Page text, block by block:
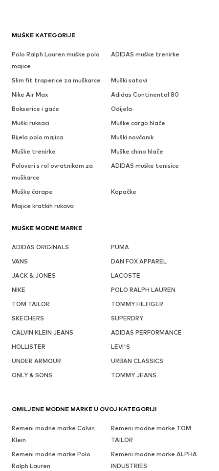
MUŠKE KATEGORIJE
Polo Ralph Lauren muške polo
majice
ADIDAS muške trenirke
Slim fit traperice za muškarce
Muški satovi
Nike Air Max
Adidas Continental 80
Bokserice i gaće
Odijela
Muški ruksaci
Muške cargo hlače
Bijela polo majica
Muški novčanik
Muške trenirke
Muške chino hlače
Puloveri s rol ovratnikom za
muškarce
ADIDAS muške tenisice
Muške čarape
Kopačke
Majice kratkih rukava
MUŠKE MODNE MARKE
ADIDAS ORIGINALS
PUMA
VANS
DAN FOX APPAREL
JACK & JONES
LACOSTE
NIKE
POLO RALPH LAUREN
TOM TAILOR
TOMMY HILFIGER
SKECHERS
SUPERDRY
CALVIN KLEIN JEANS
ADIDAS PERFORMANCE
HOLLISTER
LEVI'S
UNDER ARMOUR
URBAN CLASSICS
ONLY & SONS
TOMMY JEANS
OMILJENE MODNE MARKE U OVOJ KATEGORIJI
Remeni modne marke Calvin
Klein
Remeni modne marke TOM
TAILOR
Remeni modne marke Polo
Ralph Lauren
Remeni modne marke ALPHA
INDUSTRIES